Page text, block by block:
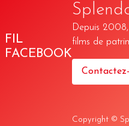
FIL
FACEBOOK
Depuis
films de
Copyright ©